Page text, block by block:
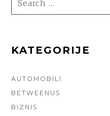
FOR:
KATEGORIJE
AUTOMOBILI
BETWEENUS
BIZNIS